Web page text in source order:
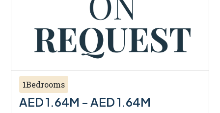
1Bedrooms
AED 1.64M - AED 1.64M